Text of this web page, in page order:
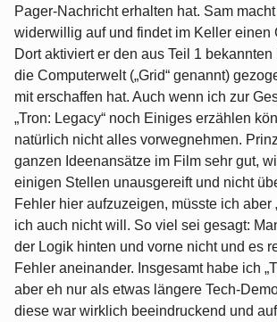
Pager-Nachricht erhalten hat. Sam
widerwillig auf und findet im Keller einen
Dort aktiviert er den aus Teil 1
die Computerwelt („Grid“ genannt)
mit erschaffen hat. Auch wenn ich zur
„Tron: Legacy“ noch Einiges erzählen
natürlich nicht alles vorwegnehmen.
ganzen Ideenansätze im Film sehr gut,
einigen Stellen unausgereift und nicht
Fehler hier aufzuzeigen, müsste ich aber
ich auch nicht will. So viel sei gesagt:
der Logik hinten und vorne nicht und es
Fehler aneinander. Insgesamt habe ich
aber eh nur als etwas längere Tech-
diese war wirklich beeindruckend und